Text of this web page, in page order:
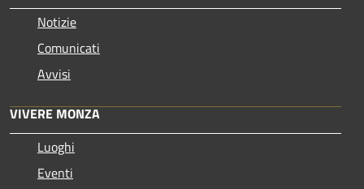
Notizie
Comunicati
Avvisi
VIVERE MONZA
Luoghi
Eventi